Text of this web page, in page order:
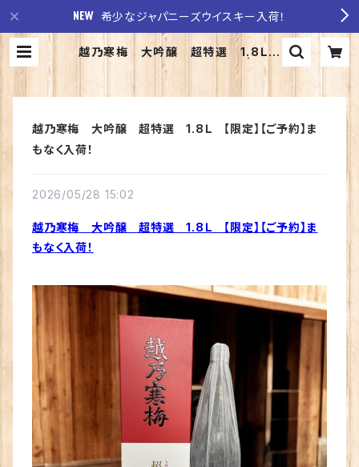
希少なジャパニーズウイスキー入荷！
越乃寒梅 大吟醸 超特選 1.8Ｌ
【限定】【ご予約】まもなく入荷！ | 至福
の酒 稲田酒店
越乃寒梅 大吟醸 超特選 1.8Ｌ 【限定】【ご予約】ま
もなく入荷！
2026/05/28 15:02
越乃寒梅 大吟醸 超特選 1.8Ｌ 【限定】【ご予約】ま
もなく入荷！